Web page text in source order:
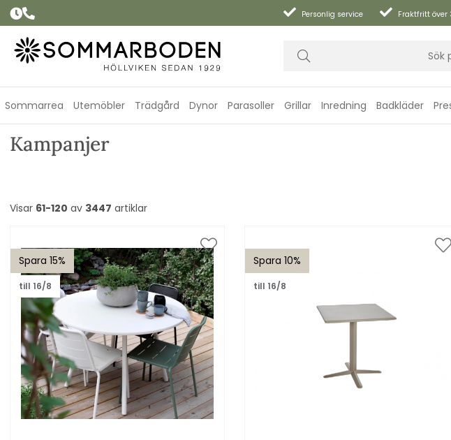
Personlig service Fraktfritt över
Sommarrea Utemöbler Trädgård Dynor Parasoller Grillar Inredning Badkläder
Kampanjer
Visar 61-120 av 3447 artiklar
Spara 15%
till 16/8
Spara 10%
till 16/8